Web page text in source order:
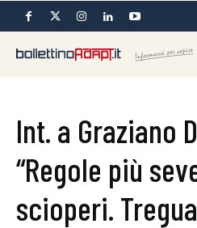
Int. a Graziano
“Regole più
scioperi.